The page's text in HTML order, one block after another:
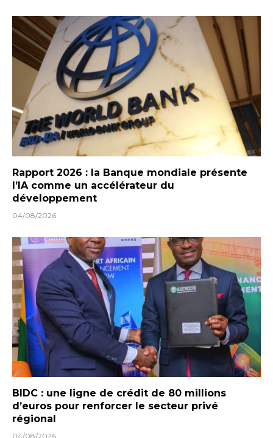
Rapport 2026 : la Banque mondiale présente
l’IA comme un accélérateur du
développement
04/08/2026
BIDC : une ligne de crédit de 80 millions
d’euros pour renforcer le secteur privé
régional
04/08/2026